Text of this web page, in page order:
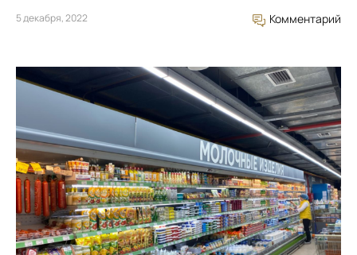
5 декабря, 2022 Комментарий